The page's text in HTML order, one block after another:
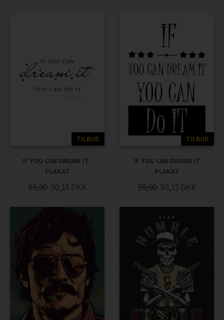
TILBUD
IF YOU CAN DREAM IT -
PLAKAT
59,00 50,15 DKK
TILBUD
IF YOU CAN DREAM IT
PLAKAT
59,00 50,15 DKK